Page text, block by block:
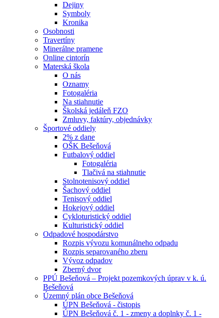
Dejiny
Symboly
Kronika
Osobnosti
Travertíny
Minerálne pramene
Online cintorín
Materská škola
O nás
Oznamy
Fotogaléria
Na stiahnutie
Školská jedáleň FZO
Zmluvy, faktúry, objednávky
Športové oddiely
2% z dane
OŠK Bešeňová
Futbalový oddiel
Fotogaléria
Tlačivá na stiahnutie
Stolnotenisový oddiel
Šachový oddiel
Tenisový oddiel
Hokejový oddiel
Cykloturistický oddiel
Kulturistický oddiel
Odpadové hospodárstvo
Rozpis vývozu komunálneho odpadu
Rozpis separovaného zberu
Vývoz odpadov
Zberný dvor
PPÚ Bešeňová – Projekt pozemkových úprav v k. ú.
Bešeňová
Územný plán obce Bešeňová
ÚPN Bešeňová - čistopis
ÚPN Bešeňová č. 1 - zmeny a doplnky č. 1 -